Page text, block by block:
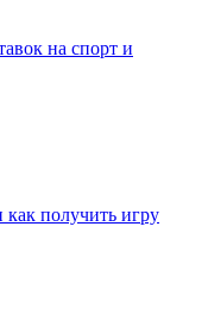
на спорт и
как получить игру